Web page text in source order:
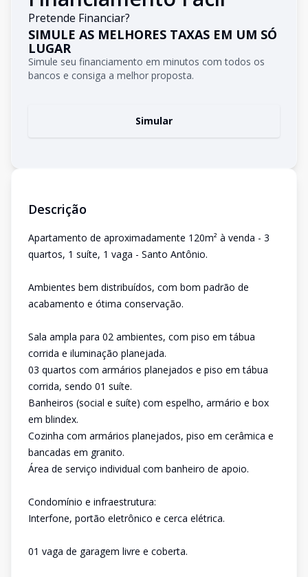
Pretende Financiar?
SIMULE AS MELHORES TAXAS EM UM SÓ
LUGAR
Simule seu financiamento em minutos com todos os
bancos e consiga a melhor proposta.
Simular
Descrição
Apartamento de aproximadamente 120m² à venda - 3
quartos, 1 suíte, 1 vaga - Santo Antônio.
Ambientes bem distribuídos, com bom padrão de
acabamento e ótima conservação.
Sala ampla para 02 ambientes, com piso em tábua
corrida e iluminação planejada.
03 quartos com armários planejados e piso em tábua
corrida, sendo 01 suíte.
Banheiros (social e suíte) com espelho, armário e box
em blindex.
Cozinha com armários planejados, piso em cerâmica e
bancadas em granito.
Área de serviço individual com banheiro de apoio.
Condomínio e infraestrutura:
Interfone, portão eletrônico e cerca elétrica.
01 vaga de garagem livre e coberta.